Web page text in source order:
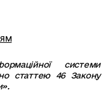
системи
статтею 46 Закону